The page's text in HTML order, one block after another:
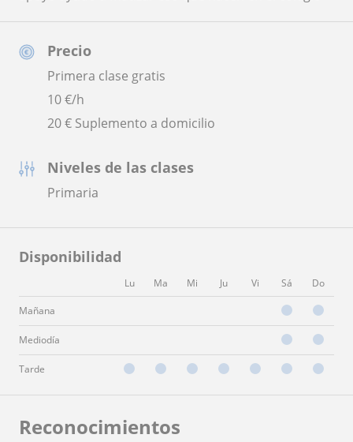
Precio
Primera clase gratis
10€/h
20 € Suplemento a domicilio
Niveles de las clases
Primaria
Disponibilidad
Lu Ma Mi Ju Vi Sá Do
Mañana
Mediodía
Tarde
Reconocimientos